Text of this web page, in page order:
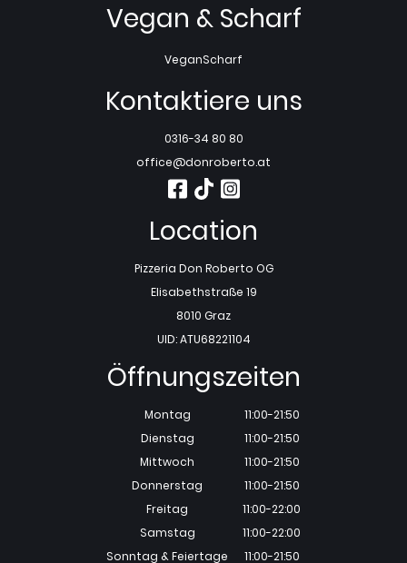
Vegan & Scharf
VeganScharf
Kontaktiere uns
0316-34 80 80
office@donroberto.at
Location
Pizzeria Don Roberto OG
Elisabethstraße 19
8010 Graz
UID: ATU68221104
Öffnungszeiten
Montag
Dienstag
Mittwoch
Donnerstag
Freitag
Samstag
Sonntag & Feiertage
11:00-21:50
11:00-21:50
11:00-21:50
11:00-21:50
11:00-22:00
11:00-22:00
11:00-21:50